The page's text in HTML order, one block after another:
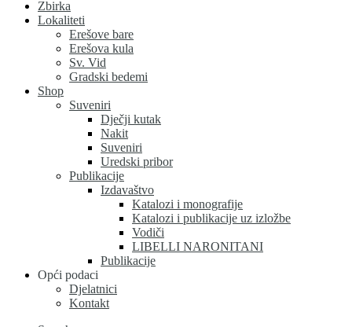
Zbirka
Lokaliteti
Erešove bare
Erešova kula
Sv. Vid
Gradski bedemi
Shop
Suveniri
Dječji kutak
Nakit
Suveniri
Uredski pribor
Publikacije
Izdavaštvo
Katalozi i monografije
Katalozi i publikacije uz izložbe
Vodiči
LIBELLI NARONITANI
Publikacije
Opći podaci
Djelatnici
Kontakt